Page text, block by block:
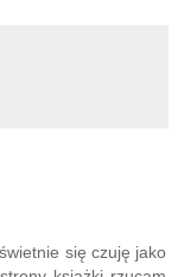
się czuję jako